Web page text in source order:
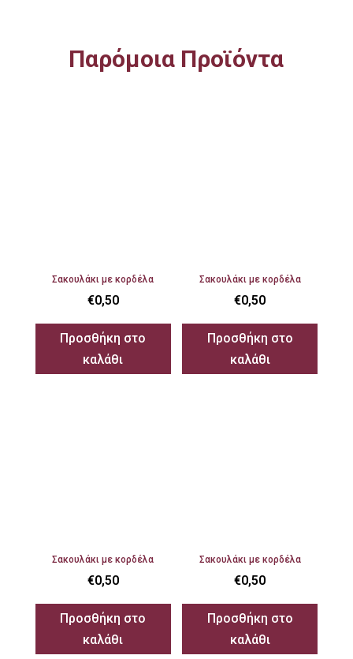
Παρόμοια Προϊόντα
Σακουλάκι με κορδέλα
€0,50
Προσθήκη στο
καλάθι
Σακουλάκι με κορδέλα
€0,50
Προσθήκη στο
καλάθι
Σακουλάκι με κορδέλα
€0,50
Προσθήκη στο
καλάθι
Σακουλάκι με κορδέλα
€0,50
Προσθήκη στο
καλάθι